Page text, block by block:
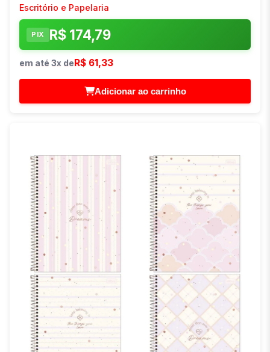
Escritório e Papelaria
PIX R$ 174,79
em até 3x de R$ 61,33
Adicionar ao carrinho